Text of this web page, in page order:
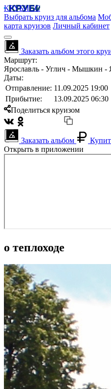
КРУБИСС
Выбрать круиз для альбома
карта круизов Личный кабинет
Заказать альбом этого
Маршрут:
Ярославль - Углич - Мышкин -
Даты:
Отправление: 11.09.2025 19:00
Прибытие:
13.09.2025 06:30
Поделиться круизом
Заказать альбом
Открыть в приложении
о теплоходе